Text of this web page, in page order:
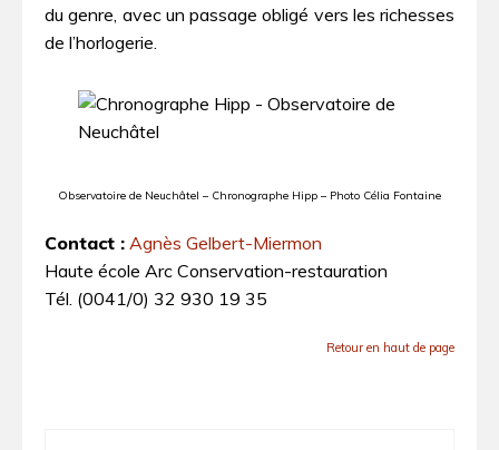
du genre, avec un passage obligé vers les richesses
de l’horlogerie.
Observatoire de Neuchâtel – Chronographe Hipp – Photo Célia Fontaine
Contact : Agnès Gelbert-Miermon
Haute école Arc Conservation-restauration
Tél. (0041/0) 32 930 19 35
Retour en haut de page